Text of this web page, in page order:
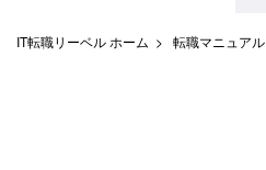
IT転職リーベル ホーム 転職マニュアル